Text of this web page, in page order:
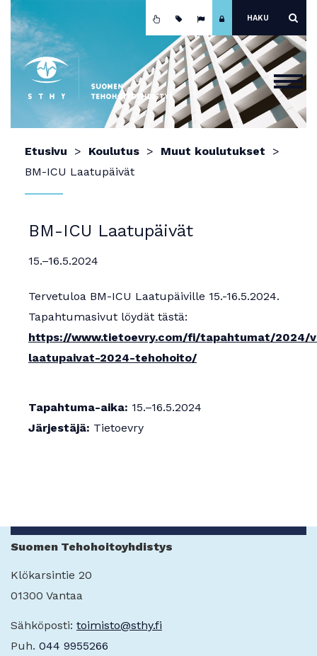
Ajankohtaista
Yhdistys
Koulutus
Apurahat
Etusivu Koulutus
Muut koulutukset
BM-ICU Laatupäivät
BM-ICU Laatupäivät
15.–16.5.2024
Tervetuloa BM-ICU Laatupäiville 15.-16.5.2024.
Tapahtumasivut löydät tästä:
https://www.tietoevry.com/fi/tapahtumat/2024/
laatupaivat-2024-tehohoito/
Tapahtuma-aika: 15.–16.5.2024
Järjestäjä: Tietoevry
Suomen Tehohoitoyhdistys
Klökarsintie 20
01300 Vantaa
Sähköposti: toimisto@sthy.fi
Puh. 044 9955266